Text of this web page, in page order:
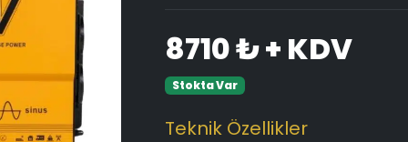
8710 ₺ + KDV
Stokta Var
Teknik Özellikler